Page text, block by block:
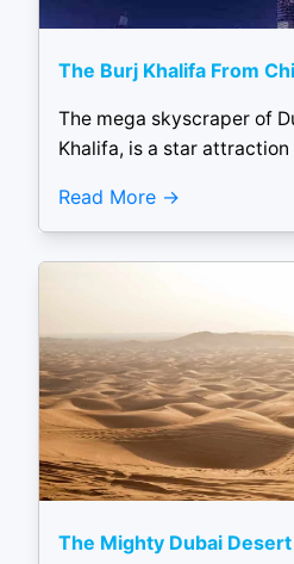
The Burj Khalifa From
The mega skyscraper of
Khalifa, is a star attraction
Read More
The Mighty Dubai